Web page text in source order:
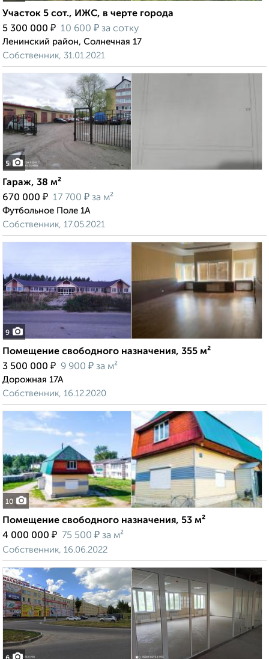
Участок 5 сот., ИЖС, в черте города
5 300 000 ₽ 10 600 ₽ за сотку
Ленинский район, Солнечная 17
Собственник, 31.01.2021
5
Гараж, 38 м²
670 000 ₽ 17 700 ₽ за м²
Футбольное Поле 1А
Собственник, 17.05.2021
9
Помещение свободного назначения, 355 м²
3 500 000 ₽ 9 900 ₽ за м²
Дорожная 17А
Собственник, 16.12.2020
10
Помещение свободного назначения, 53 м²
4 000 000 ₽ 75 500 ₽ за м²
Собственник, 16.06.2022